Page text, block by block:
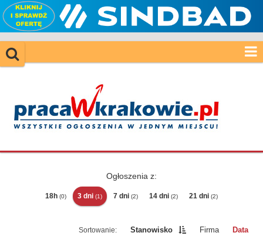
Ogłoszenia z:
18h (0) 3 dni (1) 7 dni (2) 14 dni (2) 21 dni (2)
Stanowisko Firma Data